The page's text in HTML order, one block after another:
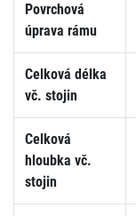
Povrchová
úprava rámu
Celková délka
vč. stojin
Celková
hloubka vč.
stojin